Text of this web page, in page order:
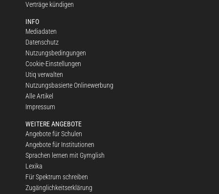
Verträge kündigen
INFO
Mediadaten
Datenschutz
Nutzungsbedingungen
Cookie-Einstellungen
Utiq verwalten
Nutzungsbasierte Onlinewerbung
Alle Artikel
Impressum
WEITERE ANGEBOTE
Angebote für Schulen
Angebote für Institutionen
Sprachen lernen mit Gymglish
Lexika
Für Spektrum schreiben
Zugänglichkeitserklärung